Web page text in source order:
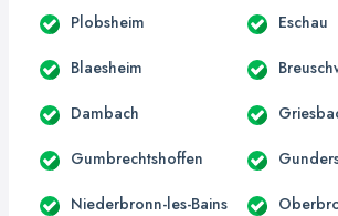
Plobsheim Eschau
Blaesheim
Dambach
Gumbrechtshoffen
Niederbronn-les-Bains